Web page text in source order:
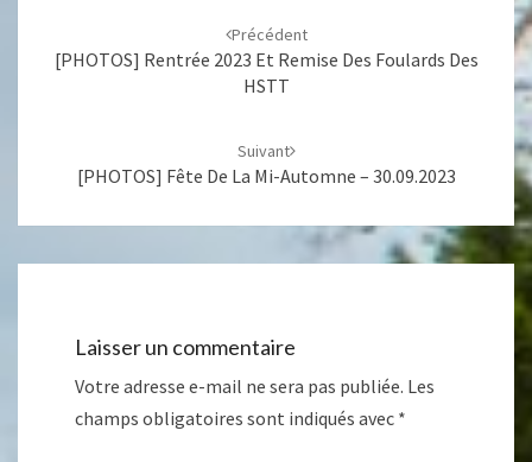
Précédent
[PHOTOS] Rentrée 2023 Et Remise Des Foulards Des
HSTT
Suivant
[PHOTOS] Fête De La Mi-Automne – 30.09.2023
Laisser un commentaire
Votre adresse e-mail ne sera pas publiée. Les
champs obligatoires sont indiqués avec *